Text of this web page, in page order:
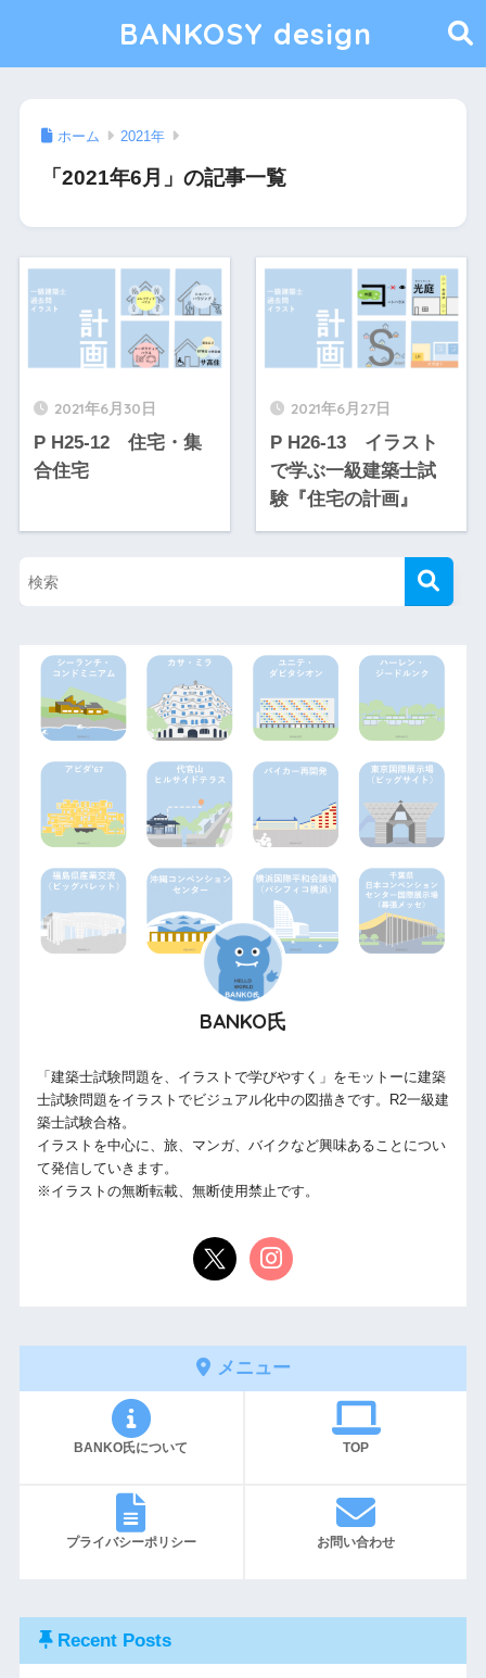
BANKOSY design
ホーム 2021年
「2021年6月」の記事一覧
2021年6月30日
P H25-12 住宅・集
合住宅
2021年6月27日
P H26-13 イラスト
で学ぶ一級建築士試
験『住宅の計画』
BANKO氏
「建築士試験問題を、イラストで学びやすく」をモットーに建築
士試験問題をイラストでビジュアル化中の図描きです。R2一級建
築士試験合格。
イラストを中心に、旅、マンガ、バイクなど興味あることについ
て発信していきます。
※イラストの無断転載、無断使用禁止です。
メニュー
BANKO氏について TOP
プライバシーポリシー お問い合わせ
Recent Posts